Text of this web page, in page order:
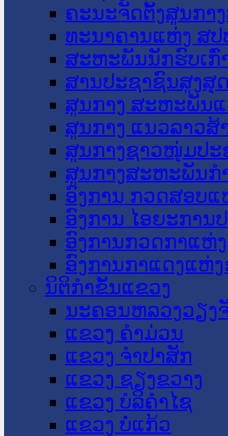
ຄະນະຈັດຕັ້ງສູນກາ
ທະນາຄານແຫ່ງ ສປ
ສະຫະພັນນັກຮົບເກົ່
ສານປະຊາຊົນສູງສຸ
ສູນກາງ ສະຫະພັນ
ສູນກາງ ແນວລາວສ້
ສູນກາງຊາວໜຸ່ມປະ
ສູນກາງສະຫະພັນກ
ອົງການ ກວດສອບແ
ອົງການ ໄອຍະການ
ອົງການກວດກາແຫ່
ອົງການກາແດງແຫ່
ນິຕິກໍາຂັ້ນແຂວງ
ນະ​ຄອນ​ຫລວງວຽງ
ແຂວງ ຄໍາມ່ວນ
ແຂວງ ຈໍາປາສັກ
ແຂວງ ຊຽງຂວາງ
ແຂວງ ບໍລິຄໍາໄຊ
ແຂວງ ບໍ່ແກ້ວ